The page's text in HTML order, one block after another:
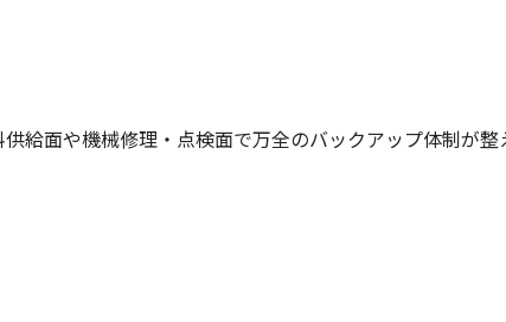
給面や機械修理・点検面で万全のバックアップ体制が整